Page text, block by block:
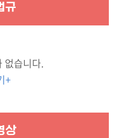
규
없습니다.
+
상